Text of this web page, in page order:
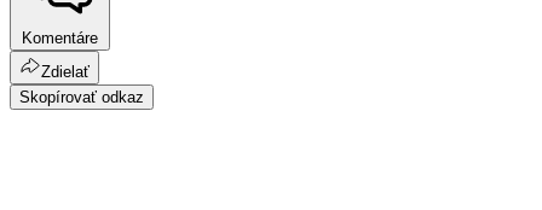
Komentáre
Zdielať
Skopírovať odkaz